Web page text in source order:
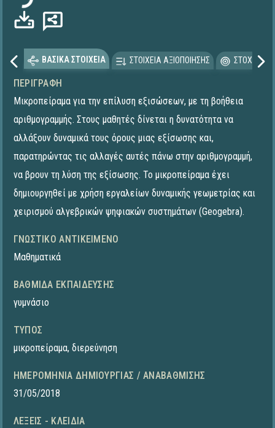
ΒΑΣΙΚΑ ΣΤΟΙΧΕΙΑ ΣΤΟΙΧΕΙΑ ΑΞΙΟΠΟΙΗΣΗΣ
ΠΕΡΙΓΡΑΦΉ
Μικροπείραμα για την επίλυση εξισώσεων, με τη βοήθεια
αριθμογραμμής. Στους μαθητές δίνεται η δυνατότητα να
αλλάξουν δυναμικά τους όρους μιας εξίσωσης και,
παρατηρώντας τις αλλαγές αυτές πάνω στην αριθμογραμμή,
να βρουν τη λύση της εξίσωσης. Το μικροπείραμα έχει
δημιουργηθεί με χρήση εργαλείων δυναμικής γεωμετρίας και
χειρισμού αλγεβρικών ψηφιακών συστημάτων (Geogebra).
ΓΝΩΣΤΙΚΌ ΑΝΤΙΚΕΊΜΕΝΟ
Μαθηματικά
ΒΑΘΜΊΔΑ ΕΚΠΑΊΔΕΥΣΗΣ
γυμνάσιο
ΤΎΠΟΣ
μικροπείραμα, διερεύνηση
ΗΜΕΡΟΜΗΝΊΑ ΔΗΜΙΟΥΡΓΊΑΣ / ΑΝΑΒΆΘΜΙΣΗΣ
31/05/2018
ΛΈΞΕΙΣ - ΚΛΕΙΔΙΆ